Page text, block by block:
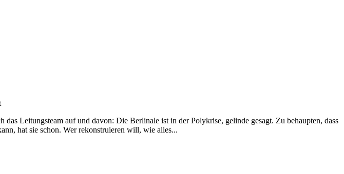
Leitungsteam auf und davon: Die Berlinale ist in der Polykrise, gelinde gesagt. Zu behaupten, dass
hat sie schon. Wer rekonstruieren will, wie alles...